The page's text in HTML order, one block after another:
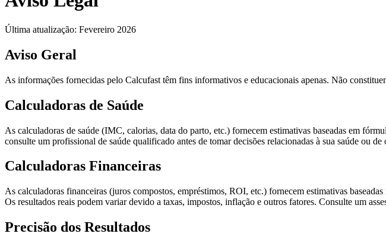
Última atualização: Fevereiro 2026
Aviso Geral
As informações fornecidas pelo Calcufast têm fins informativos e educacionais apenas. Não
Calculadoras de Saúde
As calculadoras de saúde (IMC, calorias, data do parto, etc.) fornecem estimativas baseadas em
consulte um profissional de saúde qualificado antes de tomar decisões relacionadas à sua saúde ou
Calculadoras Financeiras
As calculadoras financeiras (juros compostos, empréstimos, ROI, etc.) fornecem estimativas
Os resultados reais podem variar devido a taxas, impostos, inflação e outros fatores. Consulte um
Precisão dos Resultados